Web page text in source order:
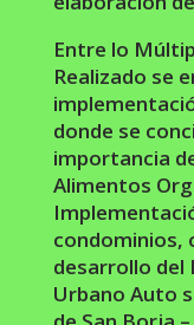
Entre lo
Realizado se
donde se
importancia
Alimentos
condominios,
desarrollo
Urbano Auto